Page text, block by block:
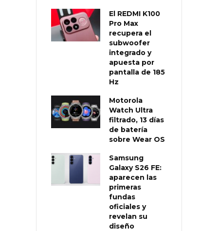
El REDMI K100
Pro Max
recupera el
subwoofer
integrado y
apuesta por
pantalla de 185
Hz
Motorola
Watch Ultra
filtrado, 13 días
de batería
sobre Wear OS
Samsung
Galaxy S26 FE:
aparecen las
primeras
fundas
oficiales y
revelan su
diseño